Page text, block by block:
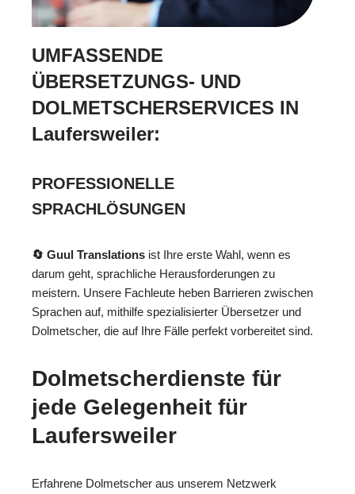
UMFASSENDE
ÜBERSETZUNGS- UND
DOLMETSCHERSERVICES IN
Laufersweiler:
PROFESSIONELLE
SPRACHLÖSUNGEN
🔄 Guul Translations ist Ihre erste Wahl, wenn es
darum geht, sprachliche Herausforderungen zu
meistern. Unsere Fachleute heben Barrieren zwischen
Sprachen auf, mithilfe spezialisierter Übersetzer und
Dolmetscher, die auf Ihre Fälle perfekt vorbereitet sind.
Dolmetscherdienste für
jede Gelegenheit für
Laufersweiler
Erfahrene Dolmetscher aus unserem Netzwerk